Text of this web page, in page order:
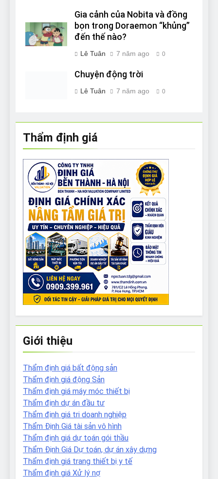
Gia cảnh của Nobita và đồng
bọn trong Doraemon “khủng”
đến thế nào?
Lê Tuân 7 năm ago 0
Chuyện động trời
Lê Tuân 7 năm ago 0
Thẩm định giá
Giới thiệu
Thẩm định giá bất động sản
Thẩm định giá động Sản
Thẩm định giá máy móc thiết bị
Thẩm định dự án đầu tư
Thẩm định giá tri doanh nghiệp
Thẩm Định Giá tài sản vô hình
Thẩm định giá dự toán gói thầu
Thẩm Định Giá Dự toán, dự án xây dựng
Thẩm định giá trang thiết bị y tế
Thẩm định giá Xử lý nợ